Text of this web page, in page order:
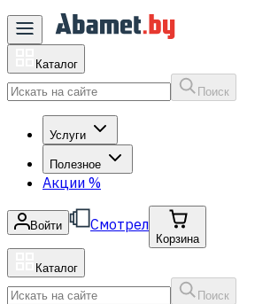
Каталог
Поиск
Услуги
Полезное
Акции %
Войти Смотрел
Корзина
Каталог
Поиск